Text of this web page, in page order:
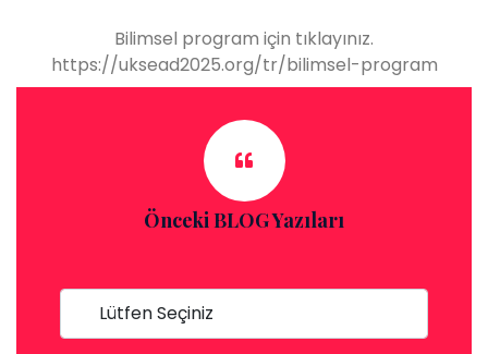
Bilimsel program için tıklayınız.
https://uksead2025.org/tr/bilimsel-program
Önceki BLOG Yazıları